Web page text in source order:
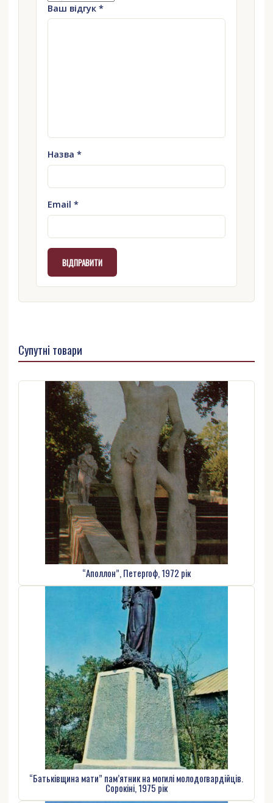
Ваш відгук *
Назва *
Email *
Супутні товари
“Аполлон”, Петергоф, 1972 рік
“Батьківщина мати” пам’ятник на могилі молодогвардійців.
Сорокіні, 1975 рік